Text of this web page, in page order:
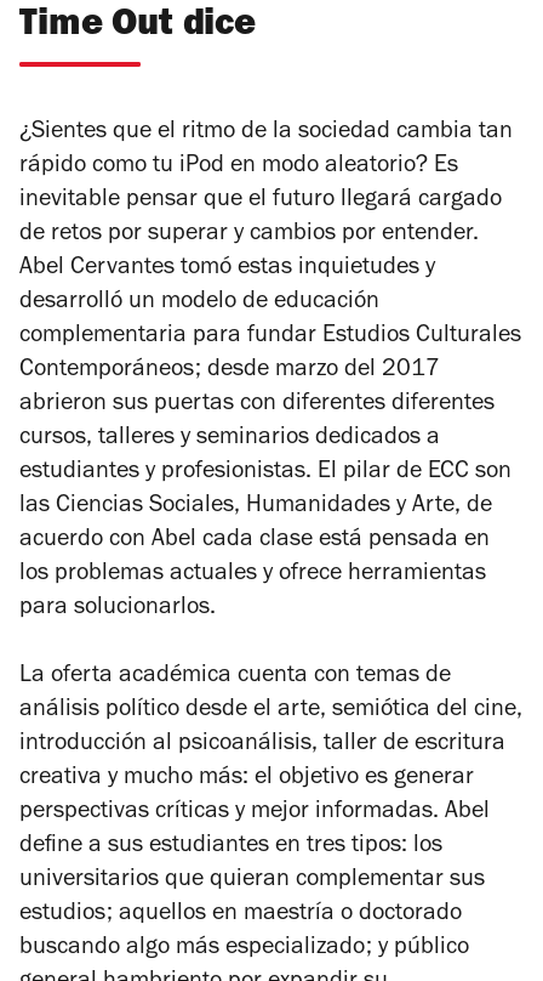
Time Out dice
¿Sientes que el ritmo de la sociedad cambia tan
rápido como tu iPod en modo aleatorio? Es
inevitable pensar que el futuro llegará cargado
de retos por superar y cambios por entender.
Abel Cervantes tomó estas inquietudes y
desarrolló un modelo de educación
complementaria para fundar Estudios Culturales
Contemporáneos; desde marzo del 2017
abrieron sus puertas con diferentes diferentes
cursos, talleres y seminarios dedicados a
estudiantes y profesionistas. El pilar de ECC son
las Ciencias Sociales, Humanidades y Arte, de
acuerdo con Abel cada clase está pensada en
los problemas actuales y ofrece herramientas
para solucionarlos.
La oferta académica cuenta con temas de
análisis político desde el arte, semiótica del cine,
introducción al psicoanálisis, taller de escritura
creativa y mucho más: el objetivo es generar
perspectivas críticas y mejor informadas. Abel
define a sus estudiantes en tres tipos: los
universitarios que quieran complementar sus
estudios; aquellos en maestría o doctorado
buscando algo más especializado; y público